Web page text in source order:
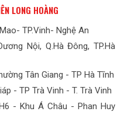
LONG HOÀNG
TP.Vinh- Nghệ An
Nội, Q.Hà Đông, TP.Hà
Tân Giang - TP Hà Tĩnh
- TP Trà Vinh - T. Trà Vinh
- Khu Á Châu - Phan Huy